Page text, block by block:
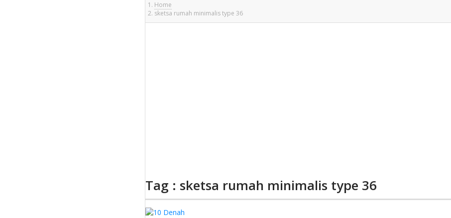
Home
sketsa rumah minimalis type 36
Tag : sketsa rumah minimalis type 36